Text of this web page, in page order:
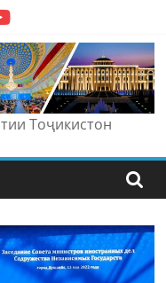
Тоҷикистон